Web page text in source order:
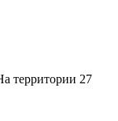
территории 27